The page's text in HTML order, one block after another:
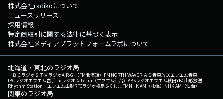
株式会社radikoについて
ニュースリリース
採用情報
特定商取引に関する法律に基づく表示
株式会社メディアプラットフォームラボについて
北海道・東北のラジオ局
ＨＢＣラジオＳＴＶラジオAIR-G'（FM北海道） FM NORTH WAVEＲＡＢ青森放送エフエム青森
IBCラジオエフエム岩手tbcラジオDate fm（エフエム仙台） ABSラジオエフエム秋田YBC山形放送
Rhythm Station エフエム山形RFCラジオ福島ふくしまFMNHK AM（札幌） NHK AM（仙台）
関東のラジオ局